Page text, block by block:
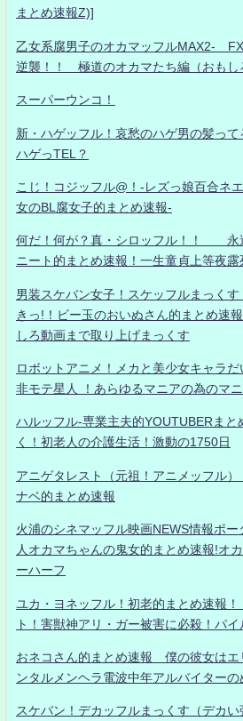
まとめ速報Z)]
乙女系腐男子のオカマッフルMAX2-
逆襲！！ 極道のオカマたち編（おもし
スーパーウンコ！
新・ハゲッフル！哀愁のハゲ男の髪って
ハゲっTEL？
こじ！コジッフル@！-レズっ娘百合ネ
女のBL腐女子的まとめ速報-
何だ！何が？真・シロッフル！！ 永
ニート的まとめ速報！一生童貞上等夜露
男装スケバン女子！スケッフルまっくす
きっ!！ビー玉のおいぬさん的まとめ速
しろ動画まで取り上げまっくす
ロボットアニメ！メカと美少女キャラだ
非モテ星人 ！あらゆるマニアの為のマ
ハルッフル-専業主夫的YOUTUBERまと
く！初老人の介護生活！激動の1750日
アニゲタレスト（元祖！アニメッフル
ナベ的まとめ速報
火浦のシネマッフル映画NEWS情報ポ
人オカマちゃんの鬼女的まとめ速報!オ
ーハーフ
ユカ・ヨネッフル！初老的まとめ速報
ト！害獣神アリ・ガー被害に必殺！パ
おネコさん的まとめ速報 僕の彼女はエ
ンタルメンヘラ電波中年アルバイター
スケバン！デカッフルまっくす（デカ